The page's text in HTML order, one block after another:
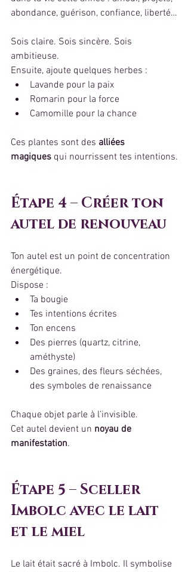
abondance, guérison, confiance, liberté…
Sois claire. Sois sincère. Sois
ambitieuse.
Ensuite, ajoute quelques herbes :
Lavande pour la paix
Romarin pour la force
Camomille pour la chance
Ces plantes sont des alliées
magiques qui nourrissent tes intentions.
Étape 4 – Créer ton
autel de renouveau
Ton autel est un point de concentration
énergétique.
Dispose :
Ta bougie
Tes intentions écrites
Ton encens
Des pierres (quartz, citrine,
améthyste)
Des graines, des fleurs séchées,
des symboles de renaissance
Chaque objet parle à l’invisible.
Cet autel devient un noyau de
manifestation.
Étape 5 – Sceller
Imbolc avec le lait
et le miel
Le lait était sacré à Imbolc. Il symbolise